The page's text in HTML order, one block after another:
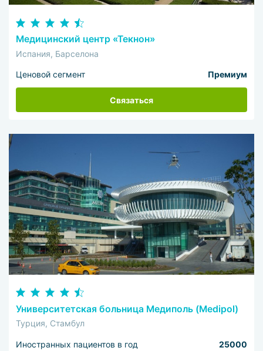
Медицинский центр «Текнон»
Испания, Барселона
Ценовой сегмент Премиум
Связаться
Университетская больница Медиполь (Medipol)
Турция, Стамбул
Иностранных пациентов в год
25000